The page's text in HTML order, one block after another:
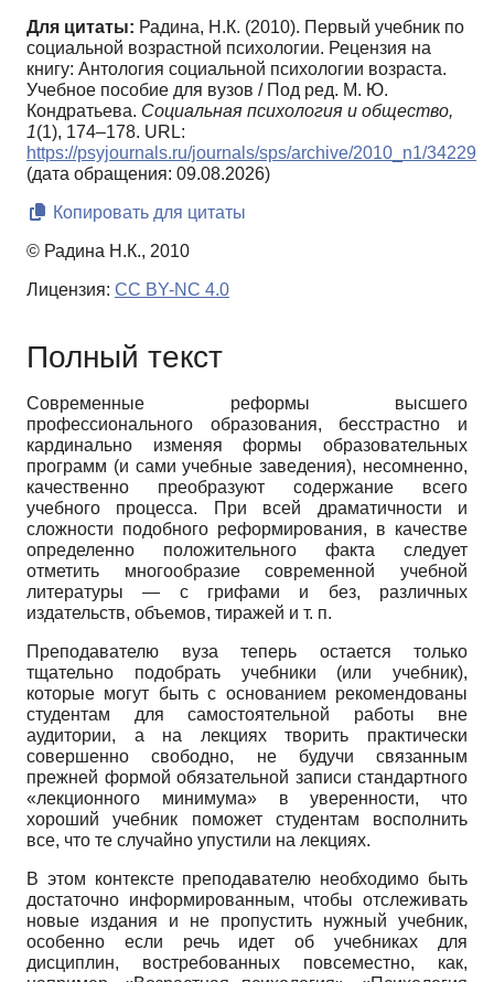
Для цитаты: Радина, Н.К. (2010). Первый учебник по
социальной возрастной психологии. Рецензия на
книгу: Антология социальной психологии возраста.
Учебное пособие для вузов / Под ред. М. Ю.
Кондратьева. Социальная психология и общество,
1(1), 174–178. URL:
https://psyjournals.ru/journals/sps/archive/2010_n1/34229
(дата обращения: 09.08.2026)
Копировать для цитаты
© Радина Н.К., 2010
Лицензия: CC BY-NC 4.0
Полный текст
Современные реформы высшего
профессионального образования, бесстрастно и
кардинально изменяя формы образовательных
программ (и сами учебные заведения), несомненно,
качественно преобразуют содержание всего
учебного процесса. При всей драматичности и
сложности подобного реформирования, в качестве
определенно положительного факта следует
отметить многообразие современной учебной
литературы — с грифами и без, различных
издательств, объемов, тиражей и т. п.
Преподавателю вуза теперь остается только
тщательно подобрать учебники (или учебник),
которые могут быть с основанием рекомендованы
студентам для самостоятельной работы вне
аудитории, а на лекциях творить практически
совершенно свободно, не будучи связанным
прежней формой обязательной записи стандартного
«лекционного минимума» в уверенности, что
хороший учебник поможет студентам восполнить
все, что те случайно упустили на лекциях.
В этом контексте преподавателю необходимо быть
достаточно информированным, чтобы отслеживать
новые издания и не пропустить нужный учебник,
особенно если речь идет об учебниках для
дисциплин, востребованных повсеместно, как,